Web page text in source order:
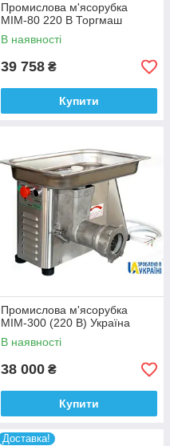
Промислова м'ясорубка
МІМ-80 220 В Торгмаш
В наявності
39 758 ₴
Купити
Промислова м'ясорубка
МІМ-300 (220 В) Україна
В наявності
38 000 ₴
Купити
Доставка!